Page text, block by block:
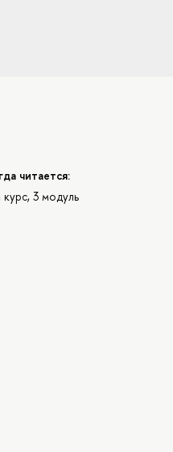
читается:
курс, 3 модуль